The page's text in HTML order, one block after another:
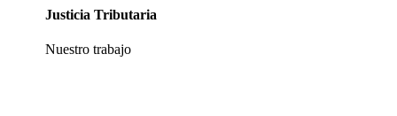
Justicia Tributaria
Nuestro trabajo